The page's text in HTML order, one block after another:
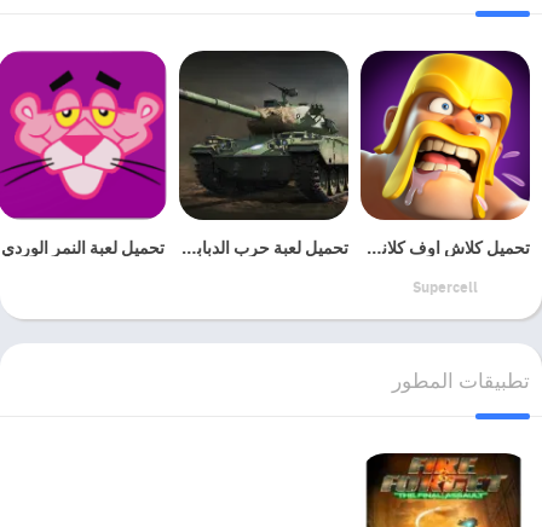
لعبة god of war 2
تحميل كلاش اوف كلانس للكمبيوتر
Supercell
تحميل لعبة حرب الدبابات تحميل لعبة النمر الوردي
تطبيقات المطور